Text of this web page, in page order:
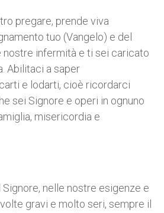
pregare, prende viva
tuo (Vangelo) e del
nostre infermità e ti sei caricato
Abilitaci a saper
e lodarti, cioè ricordarci
sei Signore e operi in ognuno
misericordia e
nelle nostre esigenze e
gravi e molto seri, sempre il